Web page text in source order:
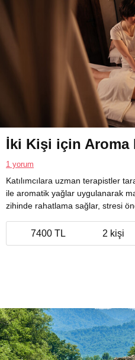
İki Kişi için Aroma
1 yorum
Katılımcılara uzman terapistler
ile aromatik yağlar uygulanarak
zihinde rahatlama sağlar, stresi
7400 TL 2 kişi